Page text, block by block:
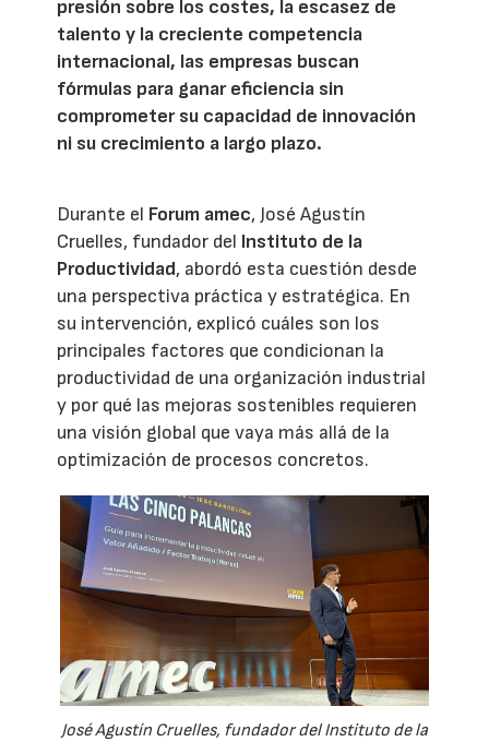
presión sobre los costes, la escasez de
talento y la creciente competencia
internacional, las empresas buscan
fórmulas para ganar eficiencia sin
comprometer su capacidad de innovación
ni su crecimiento a largo plazo.
Durante el Forum amec, José Agustín
Cruelles, fundador del Instituto de la
Productividad, abordó esta cuestión desde
una perspectiva práctica y estratégica. En
su intervención, explicó cuáles son los
principales factores que condicionan la
productividad de una organización industrial
y por qué las mejoras sostenibles requieren
una visión global que vaya más allá de la
optimización de procesos concretos.
José Agustín Cruelles, fundador del Instituto de la